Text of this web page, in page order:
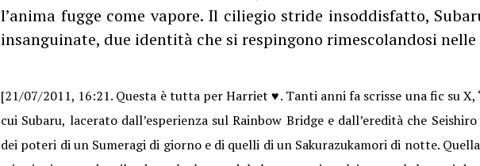
l’anima fugge come vapore. Il ciliegio stride insoddisfatto,
insanguinate, due identità che si respingono rimescolandosi nelle
[21/07/2011, 16:21. Questa è tutta per Harriet ♥. Tanti anni fa scrisse una fic su X,
cui Subaru, lacerato dall’esperienza sul Rainbow Bridge e dall’eredità che
dei poteri di un Sumeragi di giorno e di quelli di un Sakurazukamori di notte.